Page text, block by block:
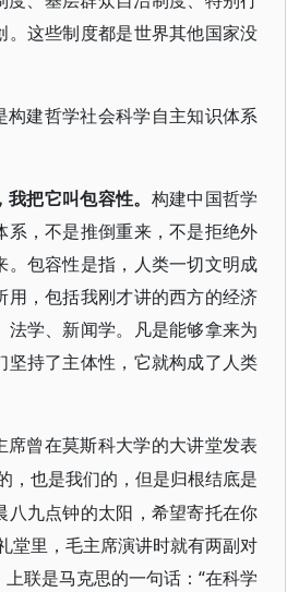
。这些制度都是世界其他国家没
构建哲学社会科学自主知识体系
把它叫包容性。 构建中国哲学
系，不是推倒重来，不是拒绝外
。包容性是指，人类一切文明成
用，包括我刚才讲的西方的经济
法学、新闻学。凡是能够拿来为
坚持了主体性，它就构成了人类
席曾在莫斯科大学的大讲堂发表
，也是我们的，但是归根结底是
八九点钟的太阳，希望寄托在你
堂里，毛主席演讲时就有两副对
联是马克思的一句话：“在科学